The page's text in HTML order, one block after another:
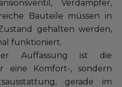
Verdampfer,
Bauteile müssen in
gehalten werden,
funktioniert.
Auffassung ist die
eine Komfort-, sondern
gerade im